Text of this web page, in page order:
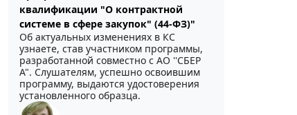
квалификации "О контрактной
системе в сфере закупок" (44-ФЗ)"
Об актуальных изменениях в КС
узнаете, став участником программы,
разработанной совместно с АО ''СБЕР
А". Слушателям, успешно освоившим
программу, выдаются удостоверения
установленного образца.